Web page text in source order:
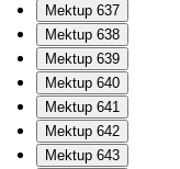
Mektup 637
Mektup 638
Mektup 639
Mektup 640
Mektup 641
Mektup 642
Mektup 643